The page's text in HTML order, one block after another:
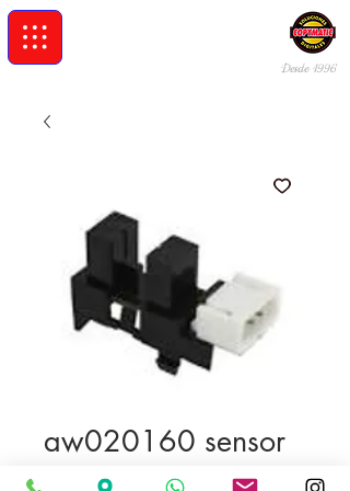
Desde 1996
aw020160 sensor